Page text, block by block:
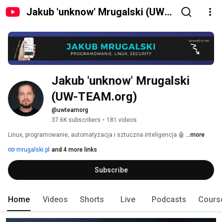
Jakub 'unknow' Mrugalski (UW-
Jakub 'unknow' Mrugalski
(UW-TEAM.org)
@uwteamorg
37.6K subscribers • 181 videos
Linux, programowanie, automatyzacja i sztuczna inteligencja 🤖 ...more
mrugalski.pl and 4 more links
Subscribe
Home Videos Shorts Live Podcasts